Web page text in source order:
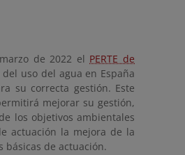
de 2022 el PERTE de
uso del agua en España
su correcta gestión. Este
mejorar su gestión,
los objetivos ambientales
actuación la mejora de la
básicas de actuación.